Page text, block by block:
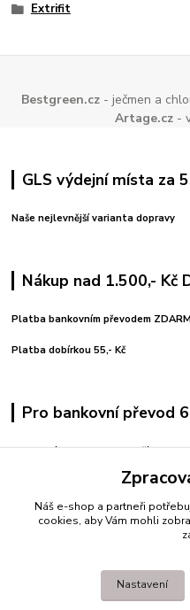
Extrifit
Bestgreen.cz - ječmen a
Artage.cz -
GLS výdejní místa za
Naše nejlevnější varianta dopravy
Nákup nad 1.500,- Kč
Platba bankovním převodem
Platba dobírkou 55,- Kč
Pro bankovní převod
variabilní symbol uvedeno číslo
pro pohodlné platby použijte
Kontakty
fitnessio@post.cz
Náš e-shop a partneři
cookies, aby Vám mohli
Nastavení